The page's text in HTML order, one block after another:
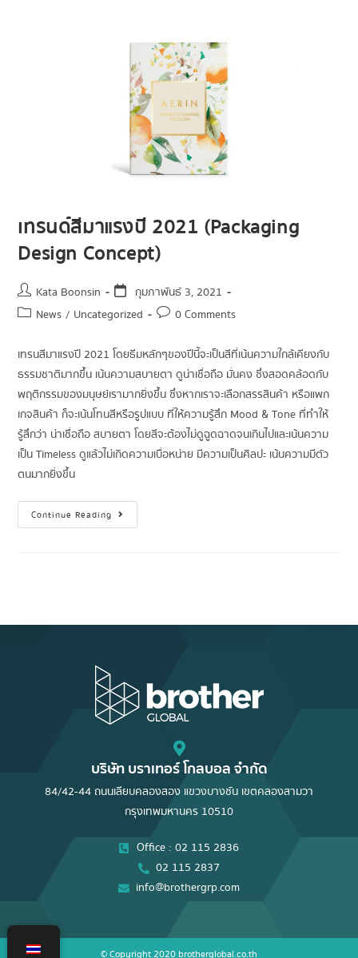
เทรนด์สีมาแรงปี 2021 (Packaging
Design Concept)
Kata Boonsin
กุมภาพันธ์ 3, 2021
News / Uncategorized 0 Comments
เทรนสีมาแรงปี 2021 โดยธีมหลักๆของปีนี้จะเป็นสีที่เน้นความใกล้เคียงกับ
ธรรมชาติมากขึ้น เน้นความสบายตา ดูน่าเชื่อถือ มั่นคง ซึ่งสอดคล้อดกับ
พฤติกรรมของมนุษย์เรามากยิ่งขึ้น ซึ่งหากเราจะเลือกสรรสินค้า หรือแพก
เกจสินค้า ก็จะเน้นโทนสีหรือรูปแบบ ที่ให้ความรู้สึก Mood & Tone ที่ทำให้
รู้สึกว่า น่าเชื่อถือ สบายตา โดยสีจะต้องไม่ดูฉูดฉาดจนเกินไปและเน้นความ
เป็น Timeless ดูแล้วไม่เกิดความเบื่อหน่าย มีความเป็นศิลปะ เน้นความมีตัว
ตนมากยิ่งขึ้น
Continue Reading
บริษัท บราเทอร์ โกลบอล จำกัด
84/42-44 ถนนเลียบคลองสอง แขวงบางชัน เขตคลองสามวา
กรุงเทพมหานคร 10510
Office : 02 115 2836
02 115 2837
info@brothergrp.com
© Copyright 2020 brotherglobal.co.th